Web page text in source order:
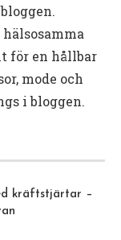
för en hållbar
mode och
i bloggen.
kräftstjärtar –